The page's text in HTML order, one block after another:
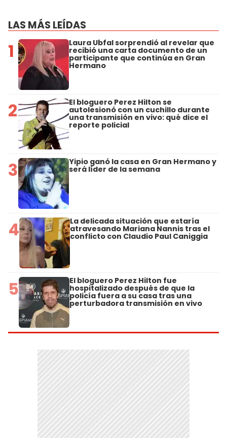
LAS MÁS LEÍDAS
1 Laura Ubfal sorprendió al revelar que
recibió una carta documento de un
participante que continúa en Gran
Hermano
2 El bloguero Perez Hilton se
autolesionó con un cuchillo durante
una transmisión en vivo: qué dice el
reporte policial
3 Yipio ganó la casa en Gran Hermano y
será líder de la semana
4 La delicada situación que estaría
atravesando Mariana Nannis tras el
conflicto con Claudio Paul Caniggia
5 El bloguero Perez Hilton fue
hospitalizado después de que la
policía fuera a su casa tras una
perturbadora transmisión en vivo